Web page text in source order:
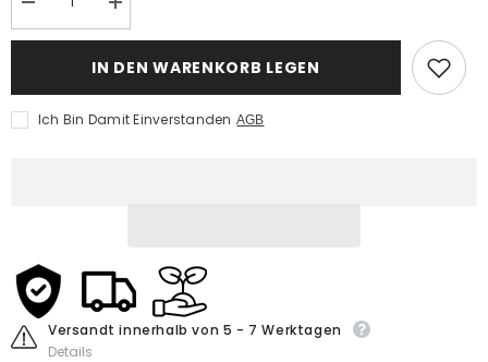
verringern
für
Gestrickter
Weihnachtsschmuck
Baumrock
Weihnachtsdekoration
Menge
erhöhen
für
Gestrickter
Elch
Weihnachtsschmuck
Weihnachtsdekoration
IN DEN WARENKORB LEGEN
Ich Bin Damit Einverstanden AGB
Versandt innerhalb von 5 - 7 Werktagen
Details